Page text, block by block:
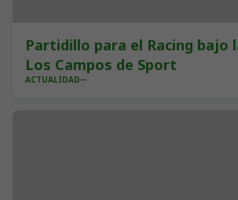
Partidillo para el Racing bajo
Los Campos de Sport
ACTUALIDAD